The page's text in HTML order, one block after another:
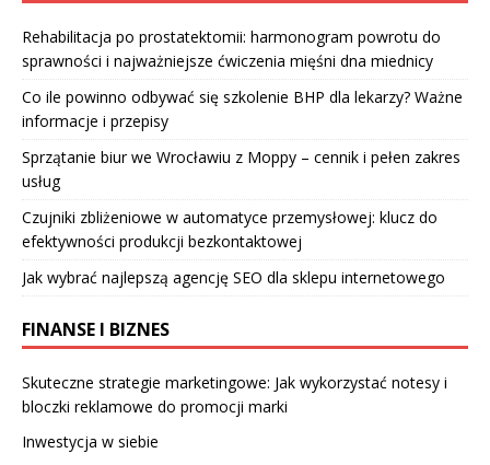
Rehabilitacja po prostatektomii: harmonogram powrotu do
sprawności i najważniejsze ćwiczenia mięśni dna miednicy
Co ile powinno odbywać się szkolenie BHP dla lekarzy? Ważne
informacje i przepisy
Sprzątanie biur we Wrocławiu z Moppy – cennik i pełen zakres
usług
Czujniki zbliżeniowe w automatyce przemysłowej: klucz do
efektywności produkcji bezkontaktowej
Jak wybrać najlepszą agencję SEO dla sklepu internetowego
FINANSE I BIZNES
Skuteczne strategie marketingowe: Jak wykorzystać notesy i
bloczki reklamowe do promocji marki
Inwestycja w siebie